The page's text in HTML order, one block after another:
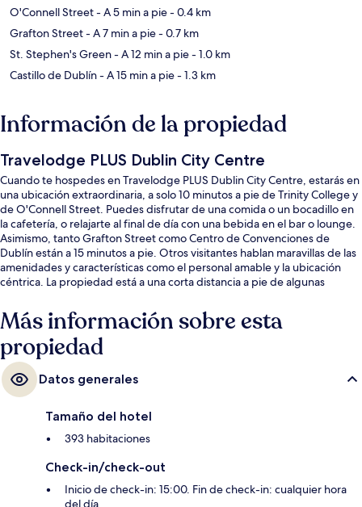
O'Connell Street- A 5 min a pie- 0.4 km
Grafton Street- A 7 min a pie- 0.7 km
St. Stephen's Green- A 12 min a pie- 1.0 km
Castillo de Dublín- A 15 min a pie- 1.3 km
Información de la propiedad
Travelodge PLUS Dublin City Centre
Cuando te hospedes en Travelodge PLUS Dublin City Centre, estarás en
una ubicación extraordinaria, a solo 10 minutos a pie de Trinity College y
de O'Connell Street. Puedes disfrutar de una comida o un bocadillo en
la cafetería, o relajarte al final de día con una bebida en el bar o lounge.
Asimismo, tanto Grafton Street como Centro de Convenciones de
Dublín están a 15 minutos a pie. Otros visitantes hablan maravillas de las
amenidades y características como el personal amable y la ubicación
céntrica. La propiedad está a una corta distancia a pie de algunas
minutos y Parada del tranvía Westmoreland está a 6 minutos.
Más información sobre esta
propiedad
Datos generales
Tamaño del hotel
393 habitaciones
Check-in/check-out
Inicio de check-in: 15:00. Fin de check-in: cualquier hora
del día